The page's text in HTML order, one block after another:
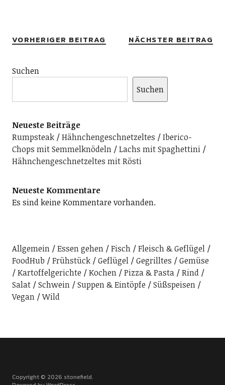
VORHERIGER BEITRAG NÄCHSTER BEITRAG
Suchen
Suchen
Neueste Beiträge
Rumpsteak
Hähnchengeschnetzeltes
Iberico-
Chops mit Semmelknödeln
Lachs mit Spaghettini
Hähnchengeschnetzeltes mit Rösti
Neueste Kommentare
Es sind keine Kommentare vorhanden.
Allgemein Essen gehen Fisch
Fleisch & Geflügel
FoodHub
Frühstück Geflügel Gegrilltes
Gemüse
Kartoffelgerichte
Kochen Pizza & Pasta
Rind
Salat
Schwein Suppen & Eintöpfe
Süßspeisen
Vegan
Wild
Copyright © 2026 stonefield